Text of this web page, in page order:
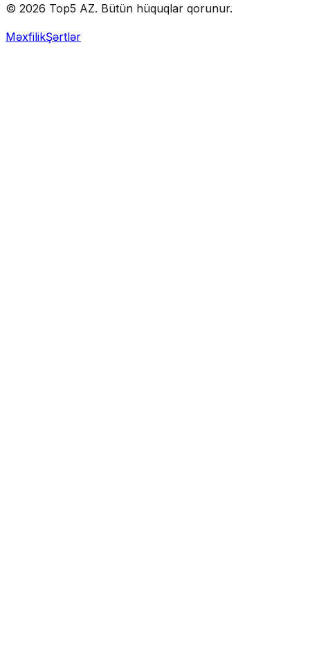
© 2026 Top5 AZ. Bütün hüquqlar qorunur.
MəxfilikŞərtlər